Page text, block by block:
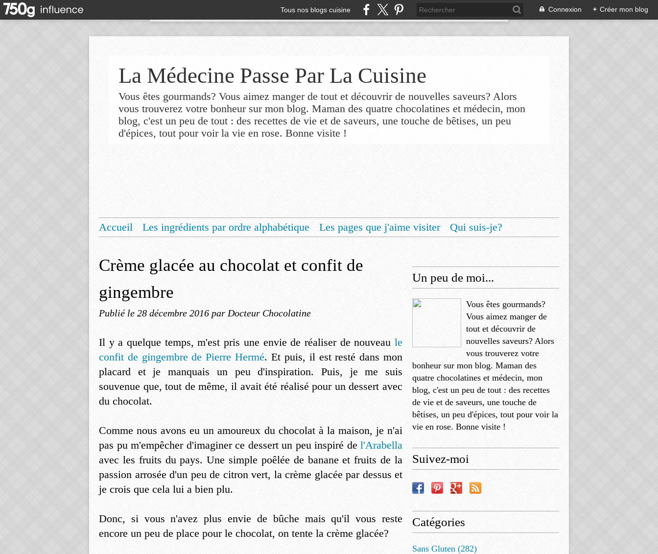
Tous nos blogs cuisine Connexion + Créer mon blog
La Médecine Passe Par La Cuisine
Vous êtes gourmands? Vous aimez manger de tout et découvrir de nouvelles saveurs? Alors
vous trouverez votre bonheur sur mon blog. Maman des quatre chocolatines et médecin, mon
blog, c'est un peu de tout : des recettes de vie et de saveurs, une touche de bêtises, un peu
d'épices, tout pour voir la vie en rose. Bonne visite !
Accueil Les ingrédients par ordre alphabétique Les pages que j'aime visiter
Qui suis-je?
Crème glacée au chocolat et confit de
gingembre
Publié le 28 décembre 2016 par Docteur Chocolatine
Il y a quelque temps, m'est pris une envie de réaliser de nouveau le
confit de gingembre de Pierre Hermé. Et puis, il est resté dans mon
placard et je manquais un peu d'inspiration. Puis, je me suis
souvenue que, tout de même, il avait été réalisé pour un dessert avec
du chocolat.
Comme nous avons eu un amoureux du chocolat à la maison, je n'ai
pas pu m'empêcher d'imaginer ce dessert un peu inspiré de l'Arabella
avec les fruits du pays. Une simple poêlée de banane et fruits de la
passion arrosée d'un peu de citron vert, la crème glacée par dessus et
je crois que cela lui a bien plu.
Donc, si vous n'avez plus envie de bûche mais qu'il vous reste
encore un peu de place pour le chocolat, on tente la crème glacée?
Un peu de moi...
Vous êtes gourmands?
Vous aimez manger de
tout et découvrir de
nouvelles saveurs? Alors
vous trouverez votre
bonheur sur mon blog. Maman des
quatre chocolatines et médecin, mon
blog, c'est un peu de tout : des recettes
de vie et de saveurs, une touche de
bêtises, un peu d'épices, tout pour voir la
vie en rose. Bonne visite !
Suivez-moi
Catégories
Sans Gluten (282)